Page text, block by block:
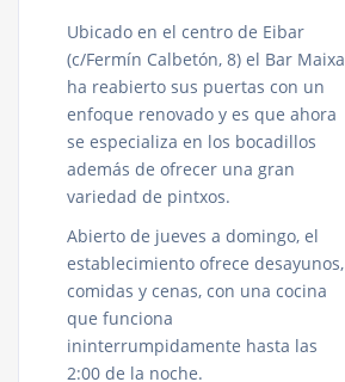
Ubicado en el centro de Eibar
(c/Fermín Calbetón, 8) el Bar Maixa
ha reabierto sus puertas con un
enfoque renovado y es que ahora
se especializa en los bocadillos
además de ofrecer una gran
variedad de pintxos.
Abierto de jueves a domingo, el
establecimiento ofrece desayunos,
comidas y cenas, con una cocina
que funciona
ininterrumpidamente hasta las
2:00 de la noche.